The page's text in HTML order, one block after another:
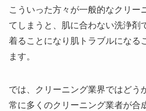
こういった方々が一般的なクリー
てしまうと、肌に合わない洗浄剤
着ることになり肌トラブルになる
ます。
では、クリーニング業界ではどう
常に多くのクリーニング業者が合